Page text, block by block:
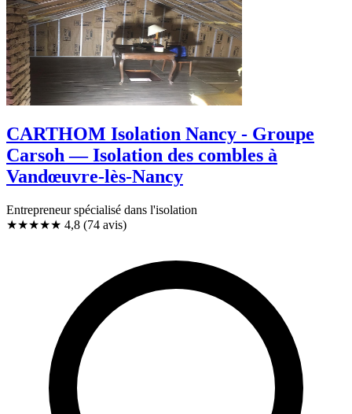
CARTHOM Isolation Nancy - Groupe
Carsoh — Isolation des combles à
Vandœuvre-lès-Nancy
Entrepreneur spécialisé dans l'isolation
★★★★★ 4,8 (74 avis)